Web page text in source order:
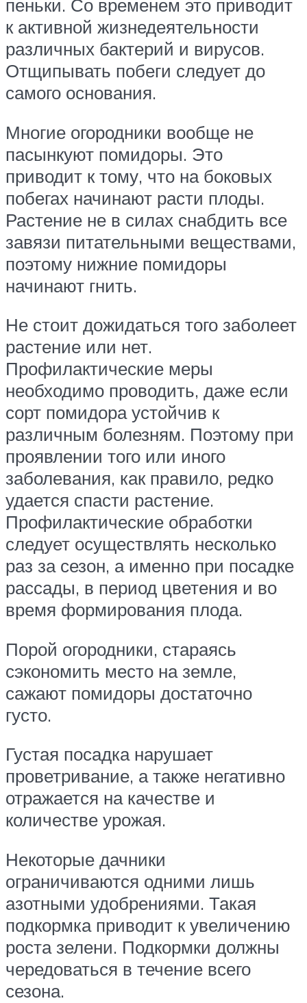
пеньки. Со временем это приводит
к активной жизнедеятельности
различных бактерий и вирусов.
Отщипывать побеги следует до
самого основания.
Многие огородники вообще не
пасынкуют помидоры. Это
приводит к тому, что на боковых
побегах начинают расти плоды.
Растение не в силах снабдить все
завязи питательными веществами,
поэтому нижние помидоры
начинают гнить.
Не стоит дожидаться того заболеет
растение или нет.
Профилактические меры
необходимо проводить, даже если
сорт помидора устойчив к
различным болезням. Поэтому при
проявлении того или иного
заболевания, как правило, редко
удается спасти растение.
Профилактические обработки
следует осуществлять несколько
раз за сезон, а именно при посадке
рассады, в период цветения и во
время формирования плода.
Порой огородники, стараясь
сэкономить место на земле,
сажают помидоры достаточно
густо.
Густая посадка нарушает
проветривание, а также негативно
отражается на качестве и
количестве урожая.
Некоторые дачники
ограничиваются одними лишь
азотными удобрениями. Такая
подкормка приводит к увеличению
роста зелени. Подкормки должны
чередоваться в течение всего
сезона.